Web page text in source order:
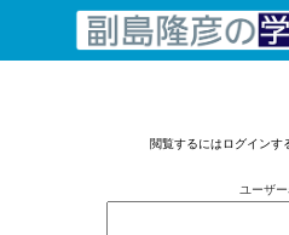
コンテンツへスキップ
閲覧するにはログインす
ユーザ